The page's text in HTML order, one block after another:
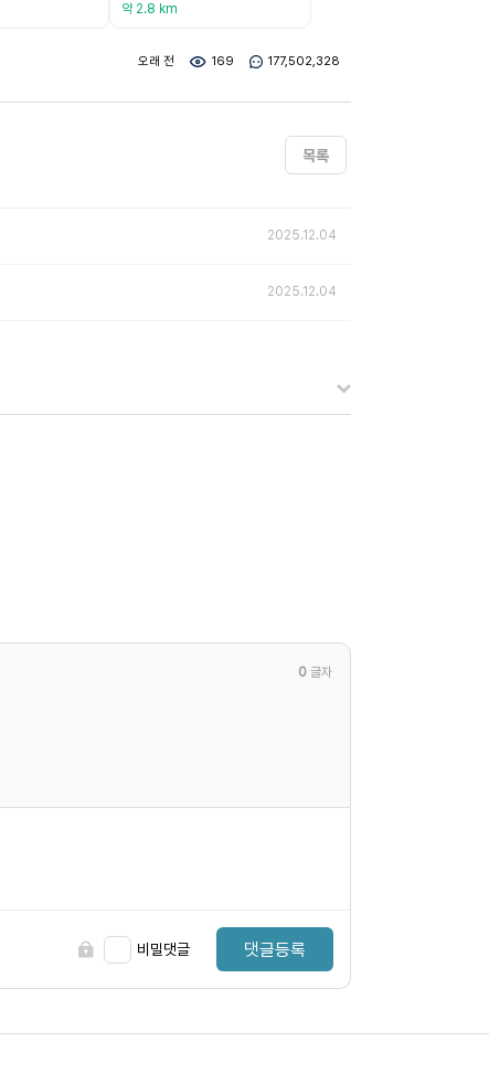
약 2.8 km
오래 전 169 177,502,328
목록
2025.12.04
2025.12.04
0 글자
비밀댓글 댓글등록